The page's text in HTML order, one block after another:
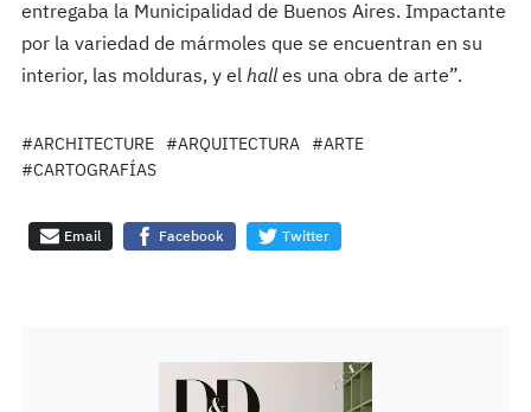
entregaba la Municipalidad de Buenos Aires. Impactante
por la variedad de mármoles que se encuentran en su
interior, las molduras, y el halles una obra de arte”.
#ARCHITECTURE #ARQUITECTURA
#ARTE
#CARTOGRAFÍAS
Email Facebook Twitter